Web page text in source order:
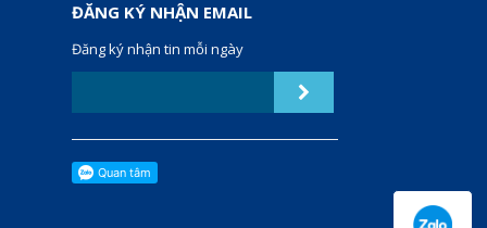
ĐĂNG KÝ NHẬN EMAIL
Đăng ký nhận tin mỗi ngày